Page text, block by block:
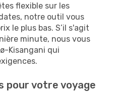
flexible sur les
notre outil vous
le plus bas. S’il s'agit
minute, nous vous
Kisangani qui
pour votre voyage